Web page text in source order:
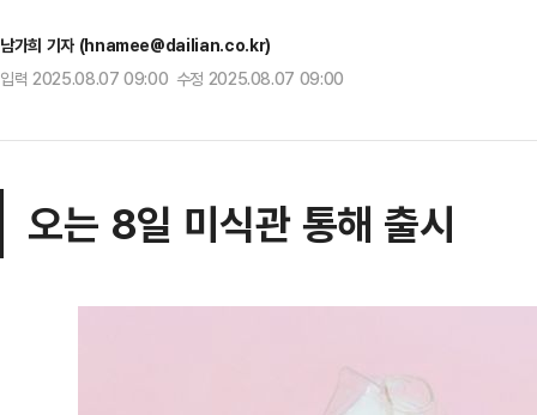
남가희 기자 (hnamee@dailian.co.kr)
입력 2025.08.07 09:00 수정 2025.08.07 09:00
오는 8일 미식관 통해 출시